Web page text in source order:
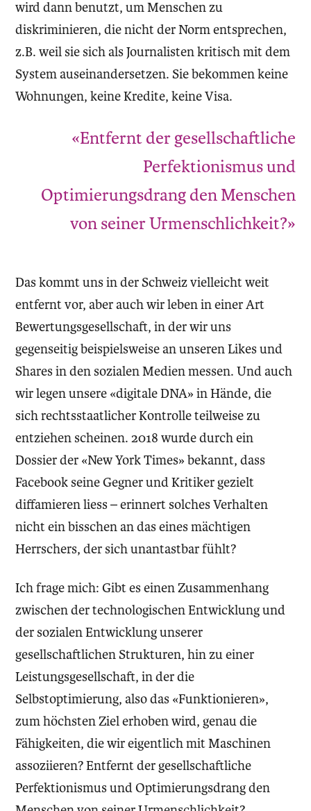
wird dann benutzt, um Menschen zu
diskriminieren, die nicht der Norm entsprechen,
z.B. weil sie sich als Journalisten kritisch mit dem
System auseinandersetzen. Sie bekommen keine
Wohnungen, keine Kredite, keine Visa.
«Entfernt der gesellschaftliche
Perfektionismus und
Optimierungsdrang den Menschen
von seiner Urmenschlichkeit?»
Das kommt uns in der Schweiz vielleicht weit
entfernt vor, aber auch wir leben in einer Art
Bewertungsgesellschaft, in der wir uns
gegenseitig beispielsweise an unseren Likes und
Shares in den sozialen Medien messen. Und auch
wir legen unsere «digitale DNA» in Hände, die
sich rechtsstaatlicher Kontrolle teilweise zu
entziehen scheinen. 2018 wurde durch ein
Dossier der «New York Times» bekannt, dass
Facebook seine Gegner und Kritiker gezielt
diffamieren liess – erinnert solches Verhalten
nicht ein bisschen an das eines mächtigen
Herrschers, der sich unantastbar fühlt?
Ich frage mich: Gibt es einen Zusammenhang
zwischen der technologischen Entwicklung und
der sozialen Entwicklung unserer
gesellschaftlichen Strukturen, hin zu einer
Leistungsgesellschaft, in der die
Selbstoptimierung, also das «Funktionieren»,
zum höchsten Ziel erhoben wird, genau die
Fähigkeiten, die wir eigentlich mit Maschinen
assoziieren? Entfernt der gesellschaftliche
Perfektionismus und Optimierungsdrang den